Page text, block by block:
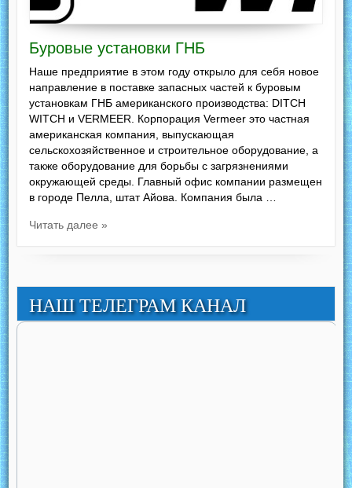
Буровые установки ГНБ
Наше предприятие в этом году открыло для себя новое
направление в поставке запасных частей к буровым
установкам ГНБ американского производства: DITCH
WITCH и VERMEER. Корпорация Vermeer это частная
американская компания, выпускающая
сельскохозяйственное и строительное оборудование, а
также оборудование для борьбы с загрязнениями
окружающей среды. Главный офис компании размещен
в городе Пелла, штат Айова. Компания была …
Читать далее »
НАШ ТЕЛЕГРАМ КАНАЛ